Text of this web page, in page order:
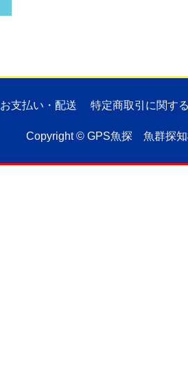
お支払い・配送 特定商取引に関す
Copyright © GPS魚探 魚群探